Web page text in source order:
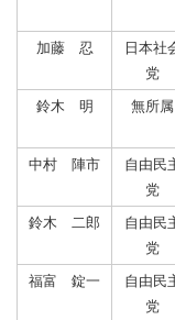
加藤 忍
日本社
党
鈴木 明
無所属
中村 陣市
自由民
党
鈴木 二郎
自由民
党
福富 錠一
自由民
党